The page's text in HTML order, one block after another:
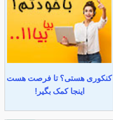
کنکوری هستی؟ تا فرصت هست
اینجا کمک بگیر!